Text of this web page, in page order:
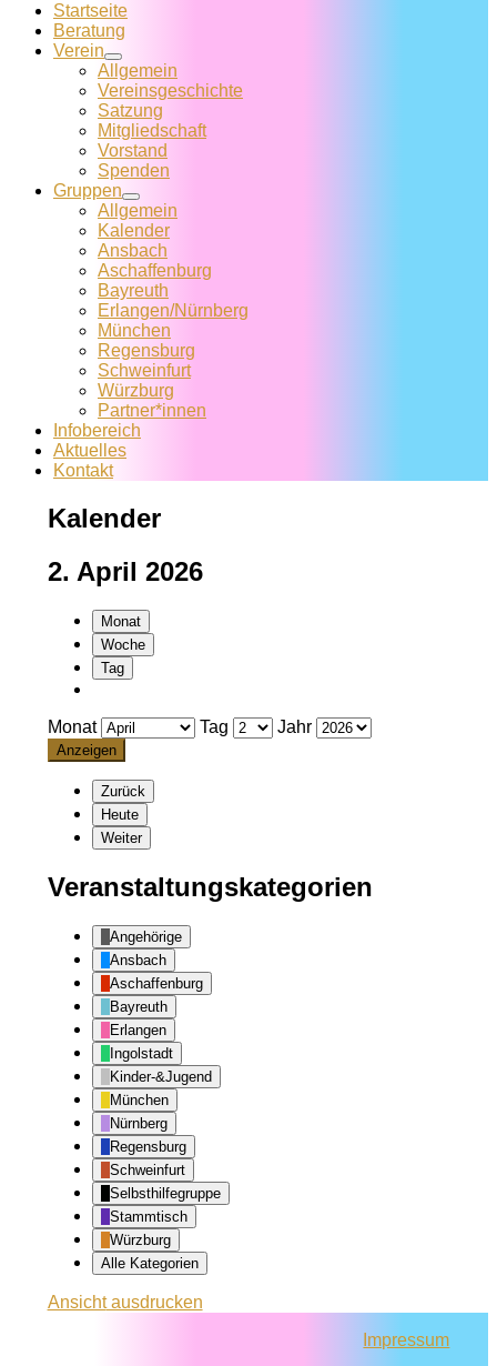
Startseite
Beratung
Verein
Allgemein
Vereins­geschichte
Satzung
Mitglied­schaft
Vorstand
Spenden
Gruppen
Allgemein
Kalender
Ansbach
Aschaffenburg
Bayreuth
Erlangen/Nürnberg
München
Regensburg
Schweinfurt
Würzburg
Partner*innen
Infobereich
Aktuelles
Kontakt
Kalender
2. April 2026
Monat
Woche
Tag
Monat Tag Jahr
Zurück
Heute
Weiter
Veranstaltungskategorien
Angehörige
Ansbach
Aschaffenburg
Bayreuth
Erlangen
Ingolstadt
Kinder-&Jugend
München
Nürnberg
Regensburg
Schweinfurt
Selbsthilfegruppe
Stammtisch
Würzburg
Alle Kategorien
Ansichtausdrucken
Impressum